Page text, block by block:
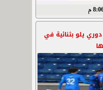
يلو بثنائية في